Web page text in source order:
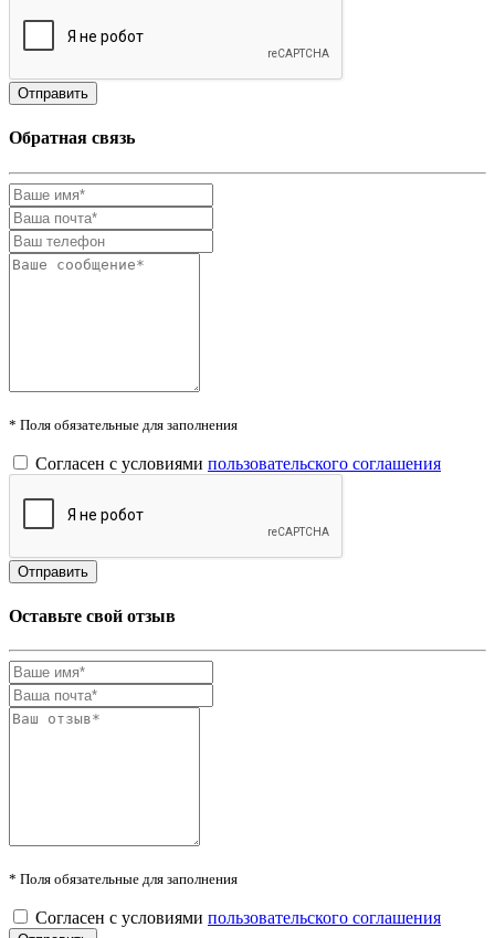
Обратная связь
* Поля обязательные для заполнения
Согласен с условиями пользовательского соглашения
Оставьте свой отзыв
* Поля обязательные для заполнения
Согласен с условиями пользовательского соглашения